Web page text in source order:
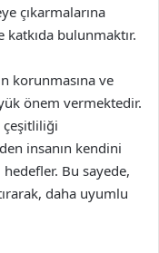
çıkarmalarına
bulunmaktır.
korunmasına ve
önem vermektedir.
çeşitliliği
insanın kendini
Bu sayede,
daha uyumlu